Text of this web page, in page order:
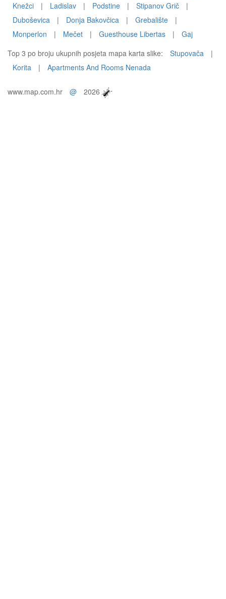
Knežci
| Ladislav | Podstine | Stipanov Grič
|
Duboševica
| Donja Bakovčica | Grebalište
|
Monperlon
| Mečet | Guesthouse Libertas |
Gaj
Top 3 po broju ukupnih posjeta mapa karta slike:
Stupovača
|
Korita
| Apartments And Rooms Nenada
www.map.com.hr @ 2026